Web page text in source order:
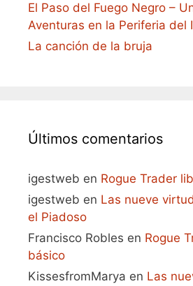
El Paso del Fuego Negro –
Aventuras en la Periferia del
La canción de la bruja
Últimos comentarios
igestweb en Rogue Trader
igestweb en Las nueve
el Piadoso
Francisco Robles en Rogue
básico
KissesfromMarya en Las